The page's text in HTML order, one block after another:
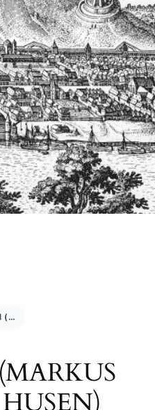
Markus Abel (Markus Wendelin de Husen)